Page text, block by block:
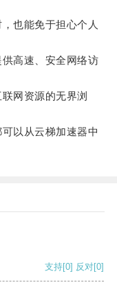
也能免于担心个人
高速、安全网络访
网资源的无界浏
以从云梯加速器中
支持[0] 反对[0]